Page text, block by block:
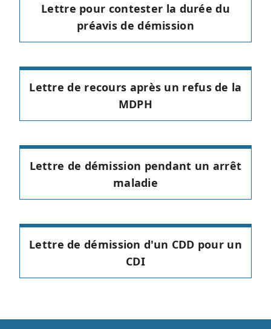
Lettre pour contester la durée du
préavis de démission
Lettre de recours après un refus de la
MDPH
Lettre de démission pendant un arrêt
maladie
Lettre de démission d'un CDD pour un
CDI